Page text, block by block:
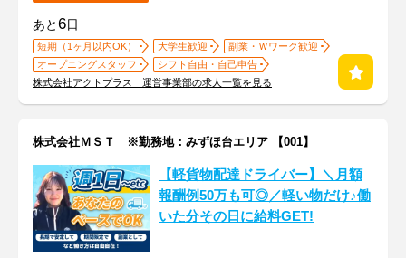
あと6日
短期（1ヶ月以内OK） 大学生歓迎
副業・Ｗワーク歓迎
オープニングスタッフ
シフト自由・自己申告
株式会社アクトプラス 運営事業部の求人一覧を見る
株式会社ＭＳＴ ※勤務地：みずほ台エリア 【001】
【軽貨物配達ドライバー】＼月額
報酬例50万も可◎／軽い物だけ♪働
いた分その日に給料GET!